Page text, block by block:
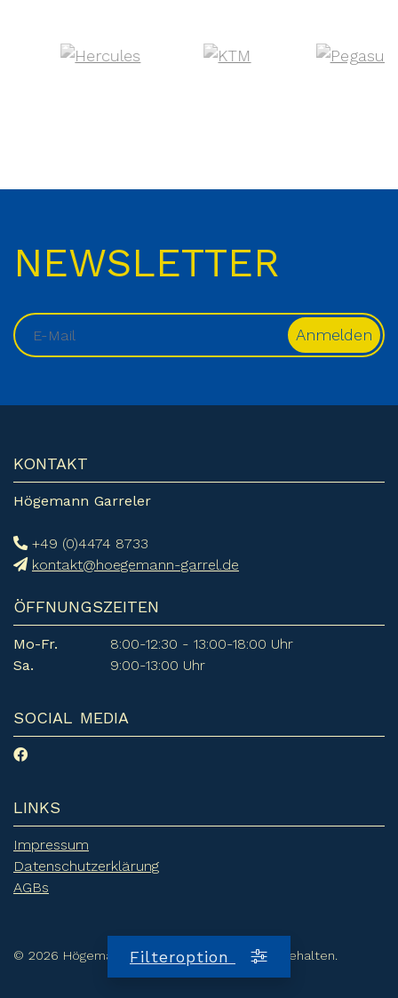
NEWSLETTER
KONTAKT
Högemann Garreler
+49 (0)4474 8733
kontakt@hoegemann-garrel.de
ÖFFNUNGSZEITEN
Mo-Fr.
8:00-12:30 - 13:00-18:00 Uhr
Sa.
9:00-13:00 Uhr
SOCIAL MEDIA
LINKS
Impressum
Datenschutzerklärung
AGBs
© 2026 Högemann Garreler. Alle Rechte vorbehalten.
Filteroption